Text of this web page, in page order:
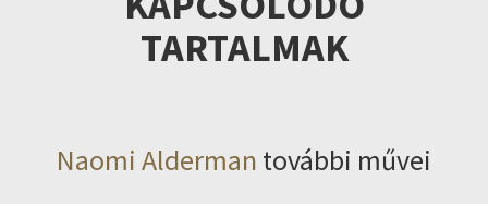
TARTALMAK
Naomi Alderman további művei